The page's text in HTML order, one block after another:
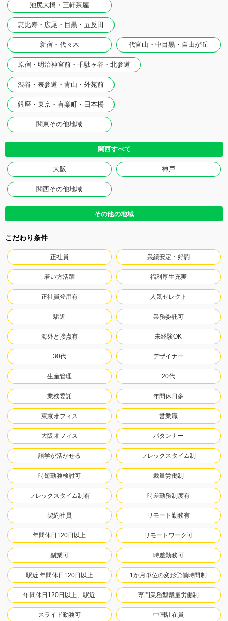
池尻大橋・三軒茶屋
恵比寿・広尾・目黒・五反田
新宿・代々木 代官山・中目黒・自由が丘
原宿・明治神宮前・千駄ヶ谷・北参道
渋谷・表参道・青山・外苑前
銀座・東京・有楽町・日本橋
関東その他地域
関西すべて
大阪 神戸
関西その他地域
その他の地域
こだわり条件
正社員 業績安定・好調
若い方活躍 福利厚生充実
正社員登用有 人気セレクト
駅近 業務委託可
海外と接点有 未経験OK
30代 デザイナー
生産管理 20代
業務委託 年間休日多
東京オフィス 営業職
大阪オフィス パタンナー
語学が活かせる フレックスタイム制
時短勤務検討可 裁量労働制
フレックスタイム制有 時差勤務制度有
契約社員 リモート勤務有
年間休日120日以上 リモートワーク可
副業可 時差勤務可
駅近.年間休日120日以上 1か月単位の変形労働時間制
年間休日120日以上、駅近 専門業務型裁量労働制
スライド勤務可 中国駐在員